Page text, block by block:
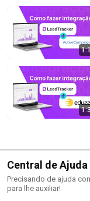
Central de Ajuda
Precisando de ajuda
para lhe auxiliar!